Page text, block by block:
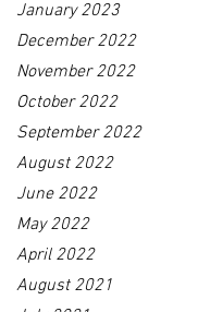
January 2023
December 2022
November 2022
October 2022
September 2022
August 2022
June 2022
May 2022
April 2022
August 2021